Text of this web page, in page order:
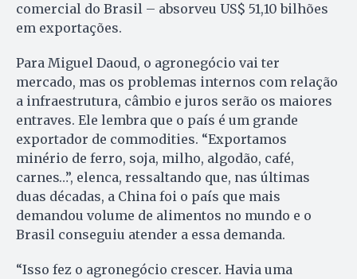
comercial do Brasil – absorveu US$ 51,10 bilhões
em exportações.
Para Miguel Daoud, o agronegócio vai ter
mercado, mas os problemas internos com relação
a infraestrutura, câmbio e juros serão os maiores
entraves. Ele lembra que o país é um grande
exportador de commodities. “Exportamos
minério de ferro, soja, milho, algodão, café,
carnes…”, elenca, ressaltando que, nas últimas
duas décadas, a China foi o país que mais
demandou volume de alimentos no mundo e o
Brasil conseguiu atender a essa demanda.
“Isso fez o agronegócio crescer. Havia uma